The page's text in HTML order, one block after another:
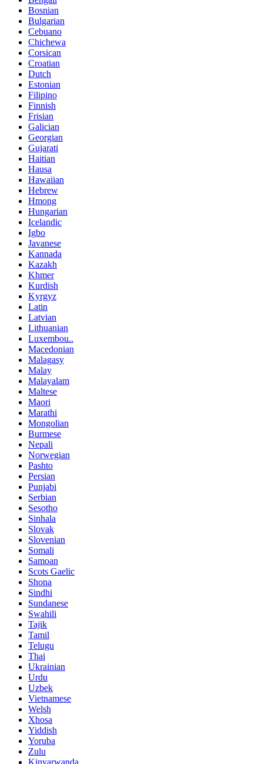
Bosnian
Bulgarian
Cebuano
Chichewa
Corsican
Croatian
Dutch
Estonian
Filipino
Finnish
Frisian
Galician
Georgian
Gujarati
Haitian
Hausa
Hawaiian
Hebrew
Hmong
Hungarian
Icelandic
Igbo
Javanese
Kannada
Kazakh
Khmer
Kurdish
Kyrgyz
Latin
Latvian
Lithuanian
Luxembou..
Macedonian
Malagasy
Malay
Malayalam
Maltese
Maori
Marathi
Mongolian
Burmese
Nepali
Norwegian
Pashto
Persian
Punjabi
Serbian
Sesotho
Sinhala
Slovak
Slovenian
Somali
Samoan
Scots Gaelic
Shona
Sindhi
Sundanese
Swahili
Tajik
Tamil
Telugu
Thai
Ukrainian
Urdu
Uzbek
Vietnamese
Welsh
Xhosa
Yiddish
Yoruba
Zulu
Kinyarwanda